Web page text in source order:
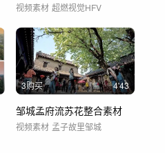
视频素材 超燃视觉HFV
3购买 4'43
邹城孟府流苏花整合素材
视频素材 孟子故里邹城